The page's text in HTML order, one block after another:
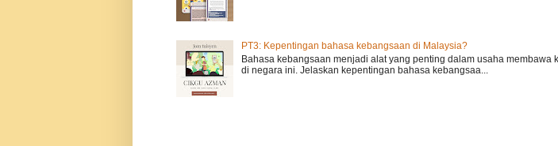
PT3: Kepentingan bahasa kebangsaan di Malaysia?
Bahasa kebangsaan menjadi alat yang penting dalam usaha membawa
di negara ini. Jelaskan kepentingan bahasa kebangsaa...